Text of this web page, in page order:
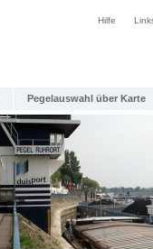
Hilfe
Pegelauswahl über Karte